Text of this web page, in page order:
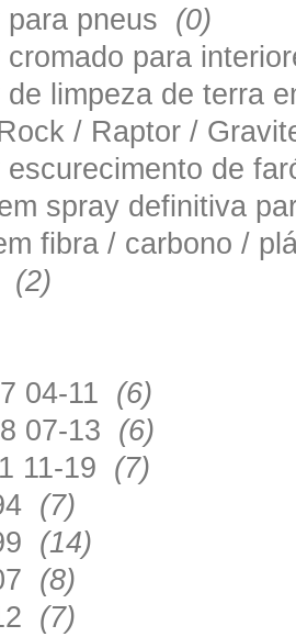
para pneus (0)
cromado para
de limpeza de terra
/ Raptor /
escurecimento de
spray definitiva
fibra / carbono /
(2)
04-11 (6)
07-13 (6)
11-19 (7)
(7)
(14)
(8)
(7)